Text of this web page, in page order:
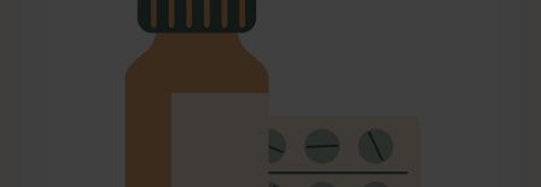
Lista: . Innehåller 1 objekt.